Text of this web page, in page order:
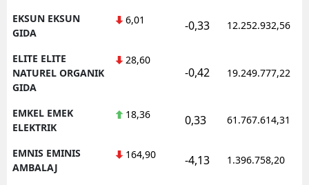
EKSUN EKSUN
GIDA
6,01 -0,33 12.252.932,56
ELITE ELITE
NATUREL ORGANIK
GIDA
28,60
-0,42 19.249.777,22
EMKEL EMEK
ELEKTRIK
18,36 0,33 61.767.614,31
EMNIS EMINIS
AMBALAJ
164,90 -4,13 1.396.758,20